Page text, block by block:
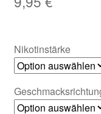
Nikotintabelle
Unsere Standorte
Nikotinstärke